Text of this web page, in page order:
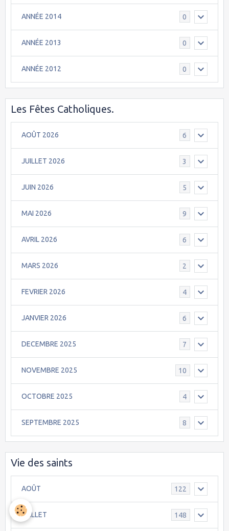
ANNÉE 2014 0
ANNÉE 2013 0
ANNÉE 2012 0
Les Fêtes Catholiques.
AOÛT 2026 6
JUILLET 2026 3
JUIN 2026 5
MAI 2026 9
AVRIL 2026 6
MARS 2026 2
FEVRIER 2026 4
JANVIER 2026 6
DECEMBRE 2025 7
NOVEMBRE 2025 10
OCTOBRE 2025 4
SEPTEMBRE 2025 8
Vie des saints
AOÛT 122
JUILLET 148